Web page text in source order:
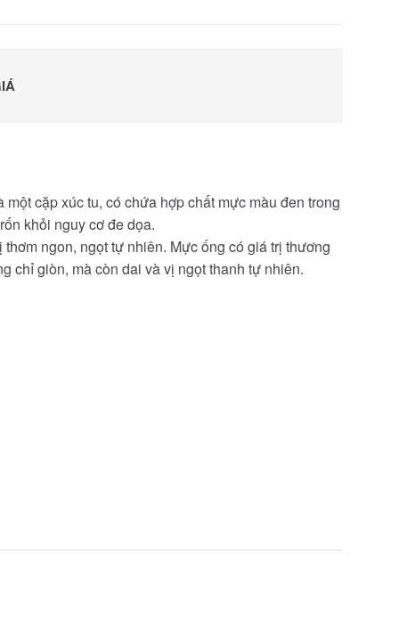
cặp xúc tu, có chứa hợp chất mực màu đen trong
khỏi nguy cơ đe dọa.
ngon, ngọt tự nhiên. Mực ống có giá trị thương
chỉ giòn, mà còn dai và vị ngọt thanh tự nhiên.